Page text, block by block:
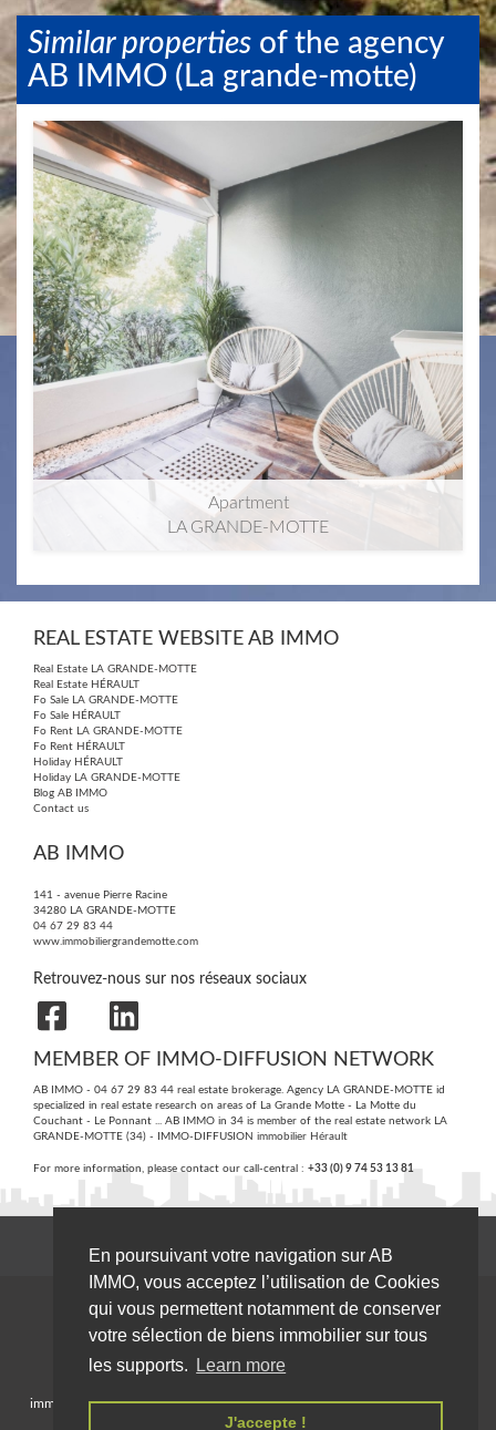
En poursuivant votre navigation sur AB
IMMO, vous acceptez l’utilisation de Cookies
qui vous permettent notamment de conserver
votre sélection de biens immobilier sur tous
les supports.
Learn more
J'accepte !
​Similar properties ​of the agency
AB IMMO (La grande-motte)
Apartment
LA GRANDE-MOTTE
50m | 3 ​room(s) | Ext. 10m
Apartment
REAL ESTATE WEBSITE AB IMMO
Real Estate LA GRANDE-MOTTE
Real Estate HÉRAULT
Fo Sale LA GRANDE-MOTTE
Fo Sale HÉRAULT
Fo Rent LA GRANDE-MOTTE
Fo Rent HÉRAULT
Holiday HÉRAULT
Holiday LA GRANDE-MOTTE
Blog AB IMMO
Contact us
AB IMMO
141 - avenue Pierre Racine
34280 LA GRANDE-MOTTE
04 67 29 83 44
www.immobiliergrandemotte.com
Retrouvez-nous sur nos réseaux sociaux
MEMBER OF IMMO-DIFFUSION NETWORK
AB IMMO - 04 67 29 83 44 real estate brokerage. Agency LA GRANDE-MOTTE id
specialized in real estate research on areas of La Grande Motte - La Motte du
Couchant - Le Ponnant ... AB IMMO in 34 is member of the real estate network LA
GRANDE-MOTTE (34) - IMMO-DIFFUSION immobilier Hérault
For more information, please contact our call-central : +33 (0) 9 74 53 13 81
immobiliergrandemotte.com is accessible from any devices (desktop, tablet,
smartphone).